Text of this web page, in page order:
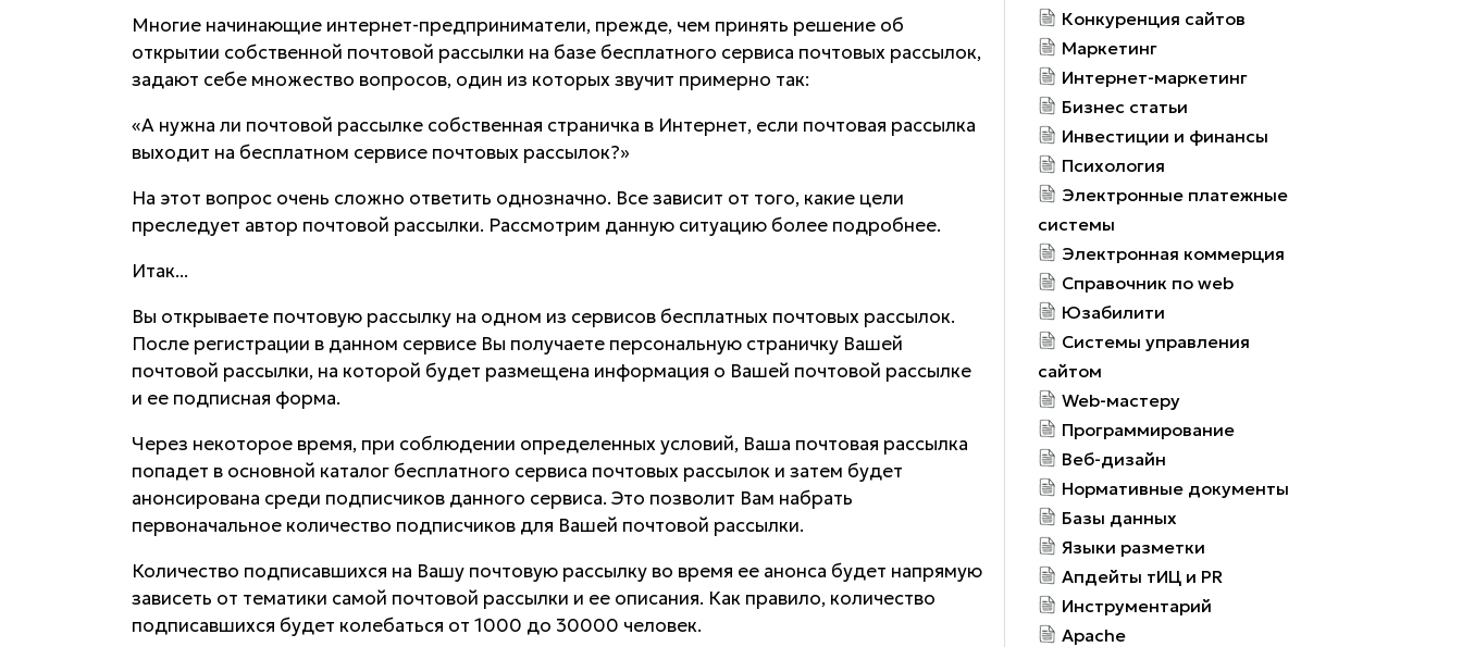
Многие начинающие интернет-предприниматели, прежде, чем принять решение об
открытии собственной почтовой рассылки на базе бесплатного сервиса почтовых рассылок,
задают себе множество вопросов, один из которых звучит примерно так:
«А нужна ли почтовой рассылке собственная страничка в Интернет, если почтовая рассылка
выходит на бесплатном сервисе почтовых рассылок?»
На этот вопрос очень сложно ответить однозначно. Все зависит от того, какие цели
преследует автор почтовой рассылки. Рассмотрим данную ситуацию более подробнее.
Итак...
Вы открываете почтовую рассылку на одном из сервисов бесплатных почтовых рассылок.
После регистрации в данном сервисе Вы получаете персональную страничку Вашей
почтовой рассылки, на которой будет размещена информация о Вашей почтовой рассылке
и ее подписная форма.
Через некоторое время, при соблюдении определенных условий, Ваша почтовая рассылка
попадет в основной каталог бесплатного сервиса почтовых рассылок и затем будет
анонсирована среди подписчиков данного сервиса. Это позволит Вам набрать
первоначальное количество подписчиков для Вашей почтовой рассылки.
Количество подписавшихся на Вашу почтовую рассылку во время ее анонса будет напрямую
зависеть от тематики самой почтовой рассылки и ее описания. Как правило, количество
подписавшихся будет колебаться от 1000 до 30000 человек.
Конкуренция сайтов
Маркетинг
Интернет-маркетинг
Бизнес статьи
Инвестиции и финансы
Психология
Электронные платежные
системы
Электронная коммерция
Справочник по web
Юзабилити
Системы управления
сайтом
Web-мастеру
Программирование
Веб-дизайн
Нормативные документы
Базы данных
Языки разметки
Апдейты тИЦ и PR
Инструментарий
Apache